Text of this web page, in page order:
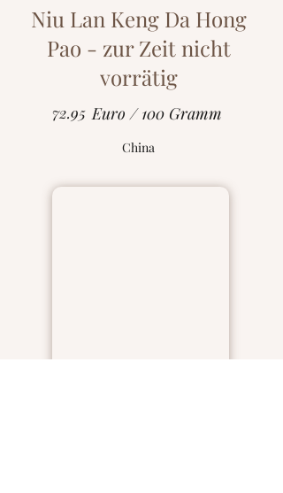
Niu Lan Keng Da Hong
Pao - zur Zeit nicht
vorrätig
72.95 Euro / 100 Gramm
China